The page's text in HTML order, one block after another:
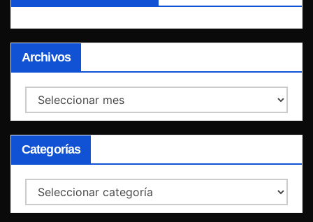
Archivos
Archivos
Categorías
Categorías